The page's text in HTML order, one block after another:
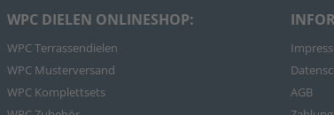
WPC DIELEN ONLINESHOP:
WPC Terrassendielen
WPC Musterversand
WPC Komplettsets
AGB